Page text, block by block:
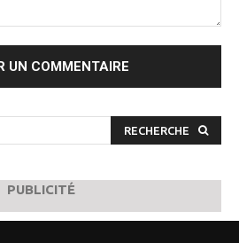
RECHERCHE
PUBLICITÉ